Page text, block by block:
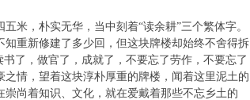
米，朴实无华，当中刻着“读余耕”三个繁体字。
重新修建了多少回，但这块牌楼却始终不舍得拆
了，做官了，成就了，不要忘了劳作，不要忘了
情，望着这块淳朴厚重的牌楼，闻着这里泥土的
尚着知识、文化，就在爱戴着那些不忘乡土的